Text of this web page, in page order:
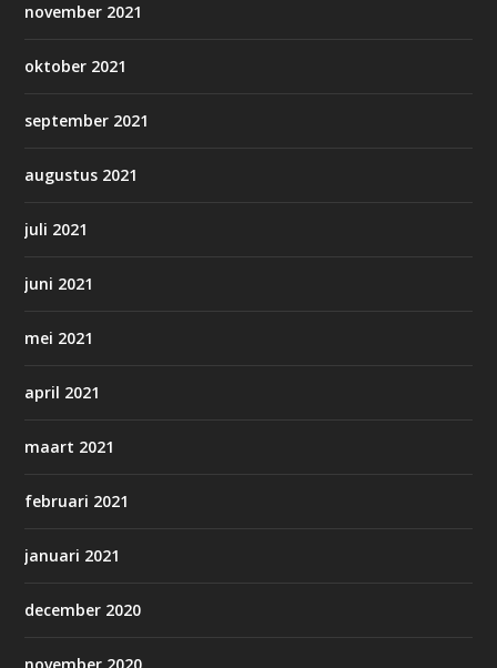
november 2021
oktober 2021
september 2021
augustus 2021
juli 2021
juni 2021
mei 2021
april 2021
maart 2021
februari 2021
januari 2021
december 2020